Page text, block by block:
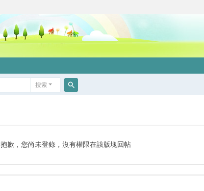
搜索
抱歉，您尚未登錄，沒有權限在該版塊回帖